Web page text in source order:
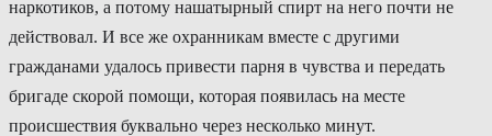
наркотиков, а потому нашатырный спирт на него почти не
действовал. И все же охранникам вместе с другими
гражданами удалось привести парня в чувства и передать
бригаде скорой помощи, которая появилась на месте
происшествия буквально через несколько минут.